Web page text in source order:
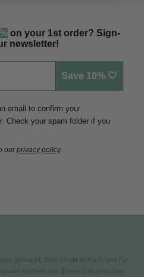
on your 1st order? Sign-
newsletter!
Save 10% 🤍
email to confirm your
Check your spam folder if you
ourprivacy policy.
gemacht, faire Mode einfach und für
können wir dieses Ziel erreichen